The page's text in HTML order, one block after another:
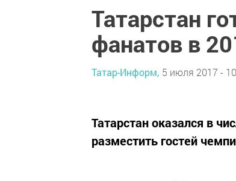
Татарстан
фанатов в
Татар-Информ, 5 июля 2017 -
Татарстан оказался в
разместить гостей